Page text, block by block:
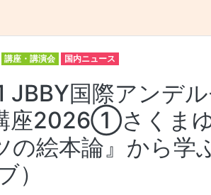
講座・講演会 国内ニュース
JBBY国際アンデ
座2026①さくま
の絵本論』から